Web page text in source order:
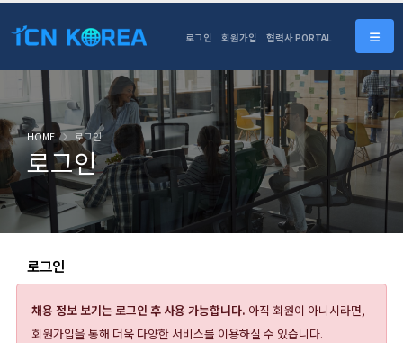
로그인 회원가입 협력사 PORTAL
로그인
HOME 로그인
로그인
채용 정보 보기는 로그인 후 사용 가능합니다. 아직 회원이 아니시라면,
회원가입을 통해 더욱 다양한 서비스를 이용하실 수 있습니다.